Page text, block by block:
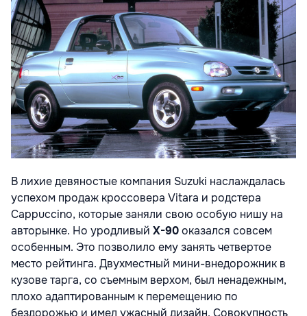
В лихие девяностые компания Suzuki наслаждалась
успехом продаж кроссовера Vitara и родстера
Cappuccino, которые заняли свою особую нишу на
авторынке. Но уродливый X-90оказался совсем
особенным. Это позволило ему занять четвертое
место рейтинга. Двухместный мини-внедорожник в
кузове тарга, со съемным верхом, был ненадежным,
плохо адаптированным к перемещению по
бездорожью и имел ужасный дизайн. Совокупность